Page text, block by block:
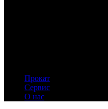
Прокат
Сервис
О нас